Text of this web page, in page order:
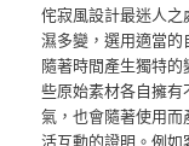
侘寂風設計最迷人
濕多變，選用適當
隨著時間產生獨特
些原始素材各自擁
氣，也會隨著使用
活互動的證明。例